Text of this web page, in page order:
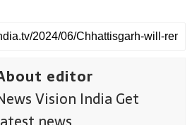
editor
Vision India Get